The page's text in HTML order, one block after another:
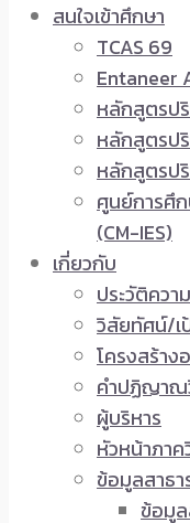
สนใจเข้าศึกษา
TCAS 69
Entaneer
หลักสูตร
หลักสูตรป
หลักสูตรป
ศูนย์การศึ
(CM-IES)
เกี่ยวกับ
ประวัติควา
วิสัยทัศน์/
โครงสร้าง
คำปฏิญาณ
ผู้บริหาร
หัวหน้าภาค
ข้อมูลสาธ
ข้อมู